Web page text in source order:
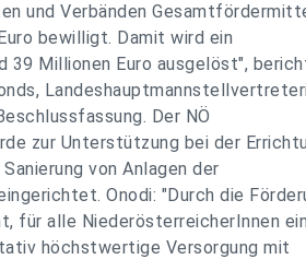
und Verbänden
bewilligt. Damit wird ein
39 Millionen Euro ausgelöst",
Der NÖ
zur Unterstützung bei der
von Anlagen der
Onodi: "Durch die
für alle NiederösterreicherInnen
höchstwertige Versorgung mit